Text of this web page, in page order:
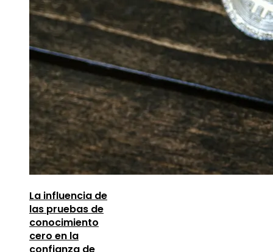
La influencia de
las pruebas de
conocimiento
cero en la
confianza de